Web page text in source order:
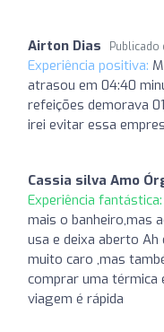
Airton Dias Publicado
Experiência positiva:
atrasou em 04:40
refeições demorava
irei evitar essa
Cassia silva Amo
Experiência fantástica:
mais o banheiro,mas
usa e deixa aberto Ah
muito caro ,mas
comprar uma térmica
viagem é rápida